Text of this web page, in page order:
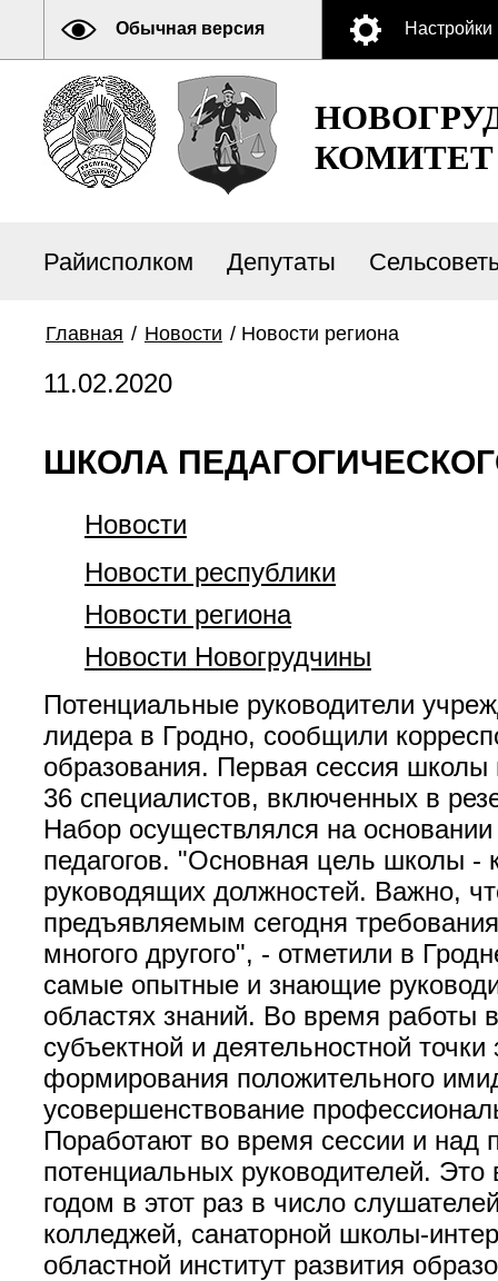
Обычная версия Настройки
КОМИТЕТ
Райисполком Депутаты
Главная / Новости / Новости региона
11.02.2020
ШКОЛА
Новости
Новости республики
Новости региона
Новости Новогрудчины
Потенциальные руководители
лидера в Гродно, сообщили
образования. Первая сессия
36 специалистов, включенных в
Набор осуществлялся на
педагогов. "Основная цель школы -
руководящих должностей. Важно,
предъявляемым сегодня
многого другого", - отметили в
самые опытные и знающие
областях знаний. Во время работы
субъектной и деятельностной
формирования положительного
усовершенствование
Поработают во время сессии и над
потенциальных руководителей.
годом в этот раз в число
колледжей, санаторной школы-
областной институт развития